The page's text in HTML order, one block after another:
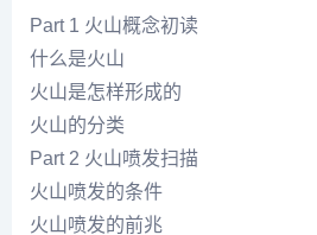
Part 1 火山概念初读
什么是火山
火山是怎样形成的
火山的分类
Part 2 火山喷发扫描
火山喷发的条件
火山喷发的前兆